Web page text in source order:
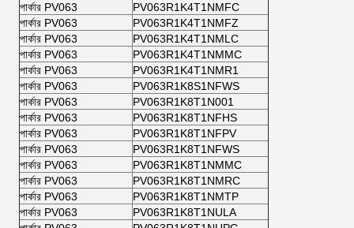
পার্কার PV063
PV063R1K4T1NMFC
পার্কার PV063
PV063R1K4T1NMFZ
পার্কার PV063
PV063R1K4T1NMLC
পার্কার PV063
PV063R1K4T1NMMC
পার্কার PV063
PV063R1K4T1NMR1
পার্কার PV063
PV063R1K8S1NFWS
পার্কার PV063
PV063R1K8T1N001
পার্কার PV063
PV063R1K8T1NFHS
পার্কার PV063
PV063R1K8T1NFPV
পার্কার PV063
PV063R1K8T1NFWS
পার্কার PV063
PV063R1K8T1NMMC
পার্কার PV063
PV063R1K8T1NMRC
পার্কার PV063
PV063R1K8T1NMTP
পার্কার PV063
PV063R1K8T1NULA